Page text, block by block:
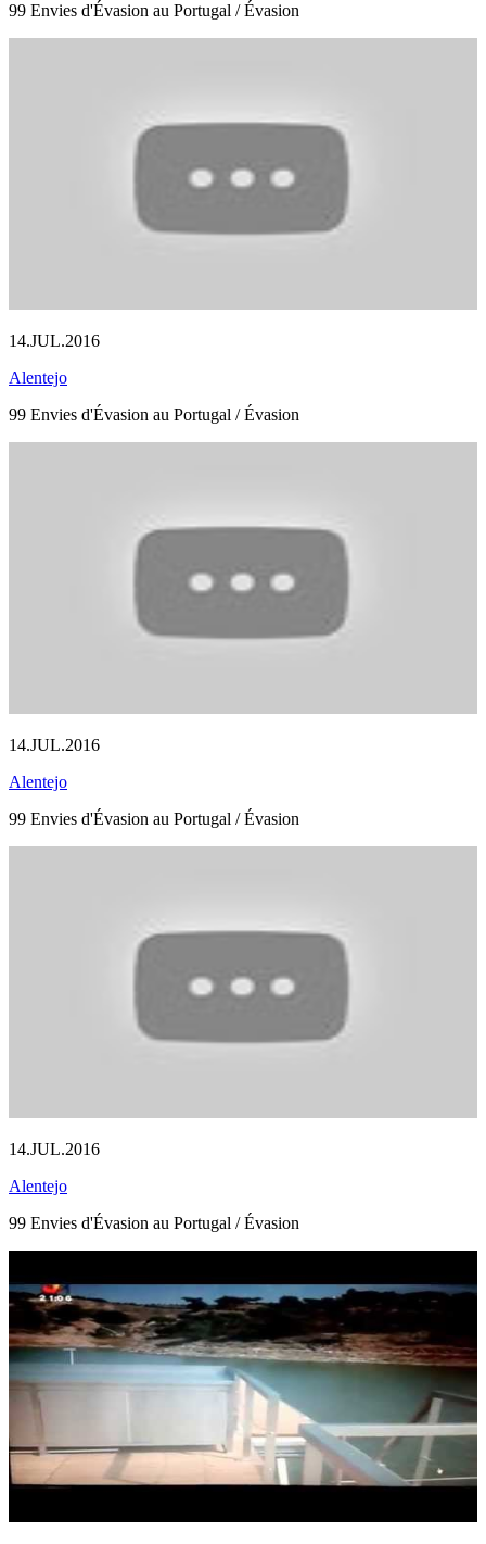
99 Envies d'Évasion au Portugal / Évasion
14.JUL.2016
Alentejo
99 Envies d'Évasion au Portugal / Évasion
14.JUL.2016
Alentejo
99 Envies d'Évasion au Portugal / Évasion
14.JUL.2016
Alentejo
99 Envies d'Évasion au Portugal / Évasion